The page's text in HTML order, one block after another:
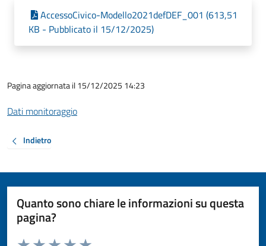
AccessoCivico-Modello2021defDEF_001 (613,51
KB - Pubblicato il 15/12/2025)
Pagina aggiornata il 15/12/2025 14:23
Dati monitoraggio
Indietro
Quanto sono chiare le informazioni su questa
pagina?
Valuta da 1 a 5 stelle la pagina